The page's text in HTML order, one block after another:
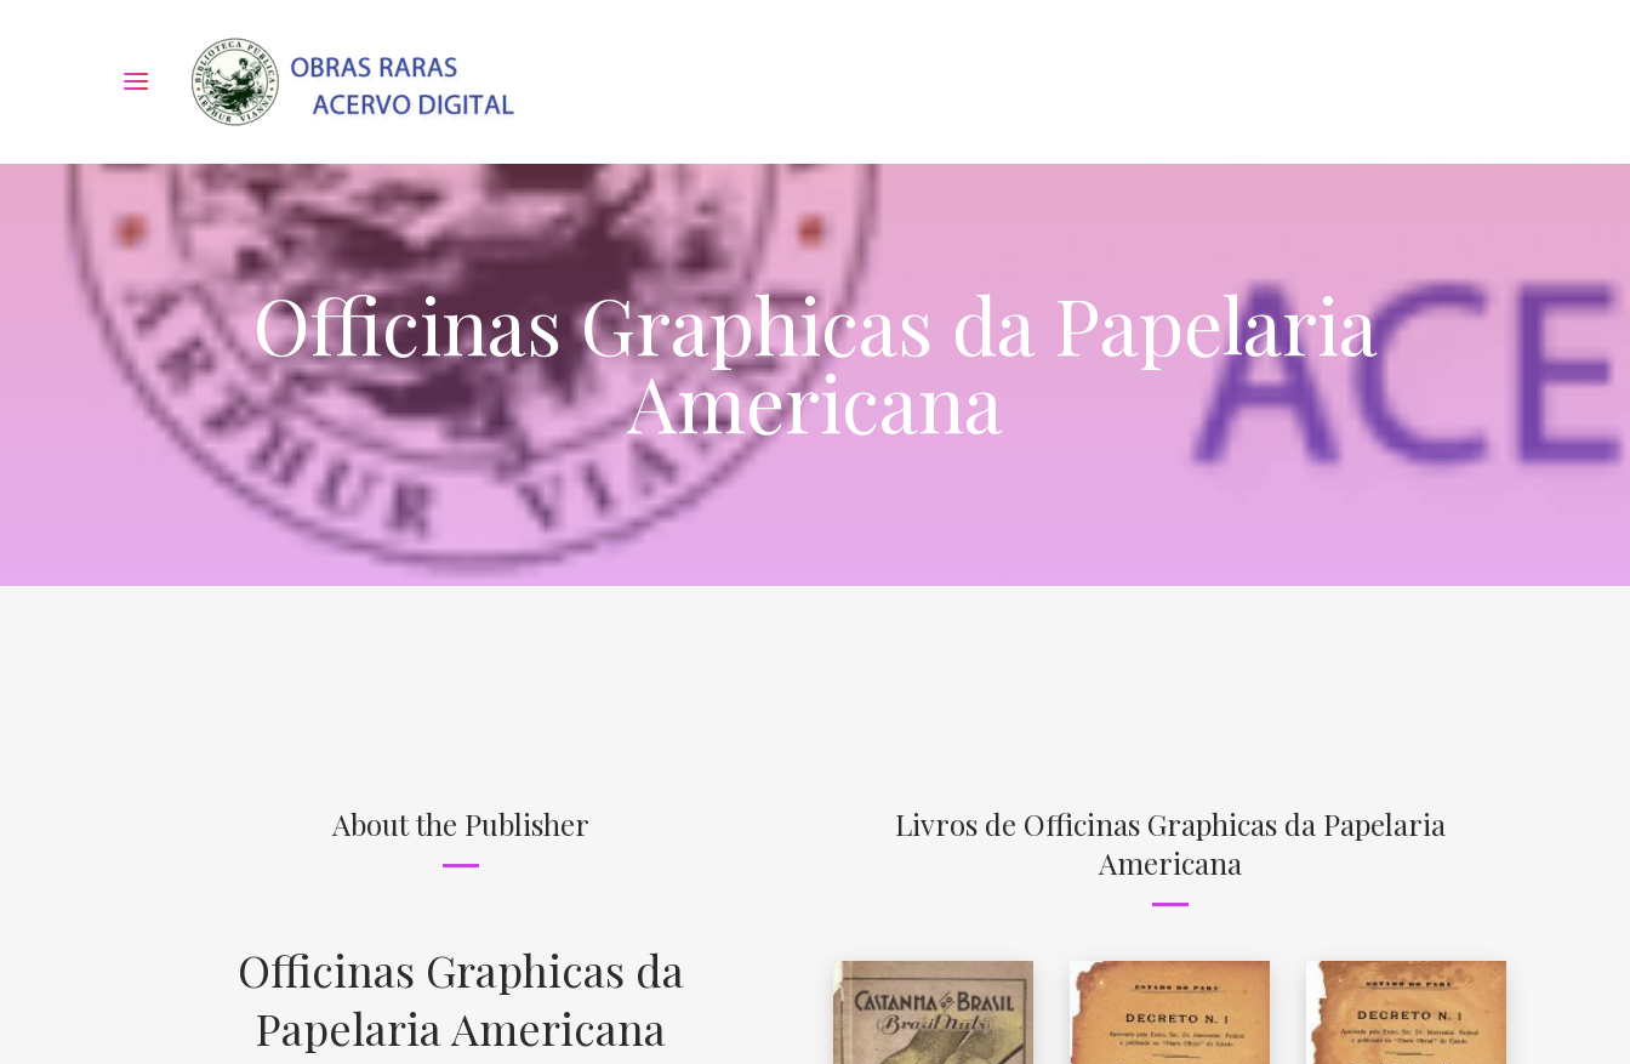
Officinas Graphicas da Papelaria
Americana
About the Publisher
Officinas Graphicas da
Papelaria Americana
Livros de Officinas Graphicas da Papelaria
Americana